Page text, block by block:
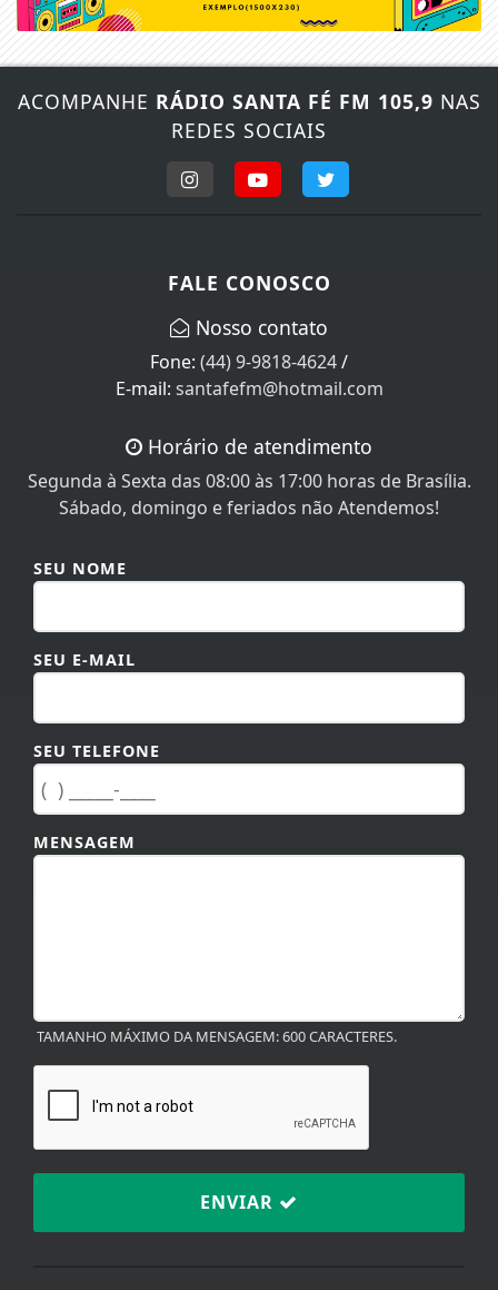
ACOMPANHE RÁDIO SANTA FÉ FM 105,9 NAS
REDES SOCIAIS
FALE CONOSCO
Nosso contato
Fone: (44) 9-9818-4624/
E-mail: santafefm@hotmail.com
Horário de atendimento
Segunda à Sexta das 08:00 às 17:00 horas de Brasília.
Sábado, domingo e feriados não Atendemos!
SEU NOME
SEU E-MAIL
SEU TELEFONE
MENSAGEM
TAMANHO MÁXIMO DA MENSAGEM: 600 CARACTERES.
ENVIAR